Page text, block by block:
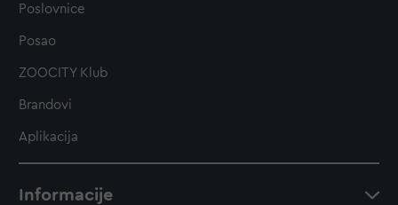
Poslovnice
Posao
ZOOCITY Klub
Brandovi
Aplikacija
Informacije